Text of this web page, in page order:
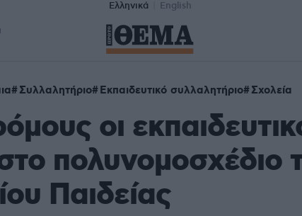
Ελληνικά English
Συλλαλητήριο Εκπαιδευτικό συλλαλητήριο Σχολεία
οι
πολυνομοσχέδιο
Παιδείας